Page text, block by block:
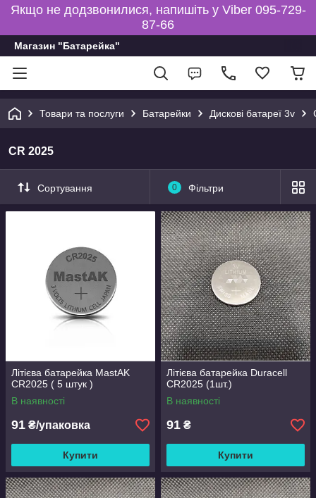
Якщо не додзвонилися, напишіть у Viber 095-729-
87-66
Магазин "Батарейка"
Товари та послуги Батарейки Дискові батареї 3v
CR 2025
Сортування 0 Фільтри
Літієва батарейка MastAK
CR2025 ( 5 штук )
В наявності
91 ₴/упаковка
Купити
Літієва батарейка Duracell
CR2025 (1шт.)
В наявності
91 ₴
Купити